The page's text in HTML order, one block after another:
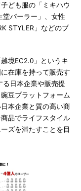
ども服の「ミキハウ
堂パーラー」、女性
STYLER」などのブ
境EC2.0」というキ
在庫を持って販売す
る日本企業や販売提
豆プラットフォーム
本企業と質の高い商
品でライフスタイル
ズを満たすことを目